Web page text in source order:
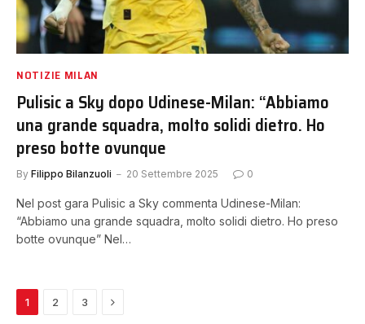
NOTIZIE MILAN
Pulisic a Sky dopo Udinese-Milan: “Abbiamo
una grande squadra, molto solidi dietro. Ho
preso botte ovunque
By Filippo Bilanzuoli 20 Settembre 2025 0
Nel post gara Pulisic a Sky commenta Udinese-Milan:
“Abbiamo una grande squadra, molto solidi dietro. Ho preso
botte ovunque” Nel…
1 2 3 Next